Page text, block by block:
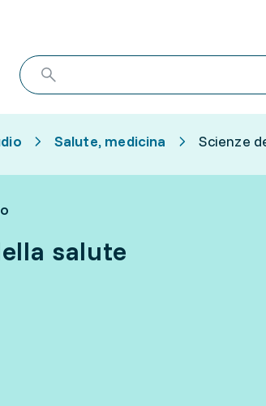
Salute, medicina Scienze
salute